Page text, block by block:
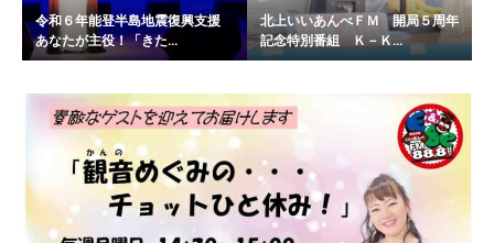
令和６年能登半島地震復興支援
あなたが主役！「きた...
北上いいあんべＦＭ 開局５周年
記念特別番組 Ｋ－Ｋ...